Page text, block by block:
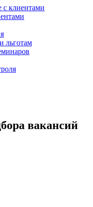
с клиентами
льготам
вакансий